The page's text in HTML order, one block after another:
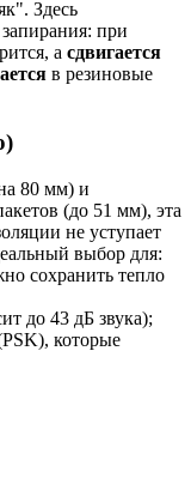
Здесь
при
а сдвигается
в резиновые
80 мм) и
(до 51 мм), эта
не уступает
выбор для:
сохранить тепло
до 43 дБ звука);
которые